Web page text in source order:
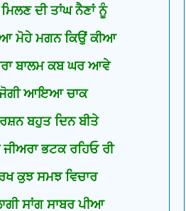
ਦੀ ਤਾਂਘ ਨੈਣਾਂ ਨੂੰ
ਮੋਹੇ ਮਗਨ ਕਿਉਂ ਕੀਆ
ਬਾਲਮ ਕਬ ਘਰ ਆਵੇ
ਆਇਆ ਚਾਕ
ਬਹੁਤ ਦਿਨ ਬੀਤੇ
ਭਟਕ ਰਹਿਓ ਰੀ
ਕੁਝ ਸਮਝ ਵਿਚਾਰ
ਸਾਂਗ ਸਾਬਰ ਪੀਆ